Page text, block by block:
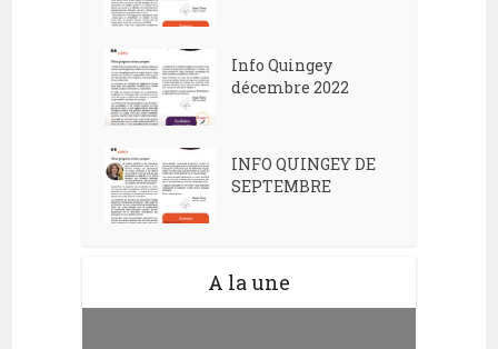
Info Quingey
décembre 2022
INFO QUINGEY DE
SEPTEMBRE
A la une